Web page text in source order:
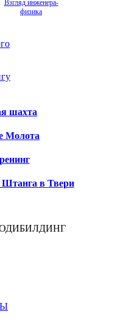
Взгляд инженера-
физика
шахта
Молота
Штанга в Твери